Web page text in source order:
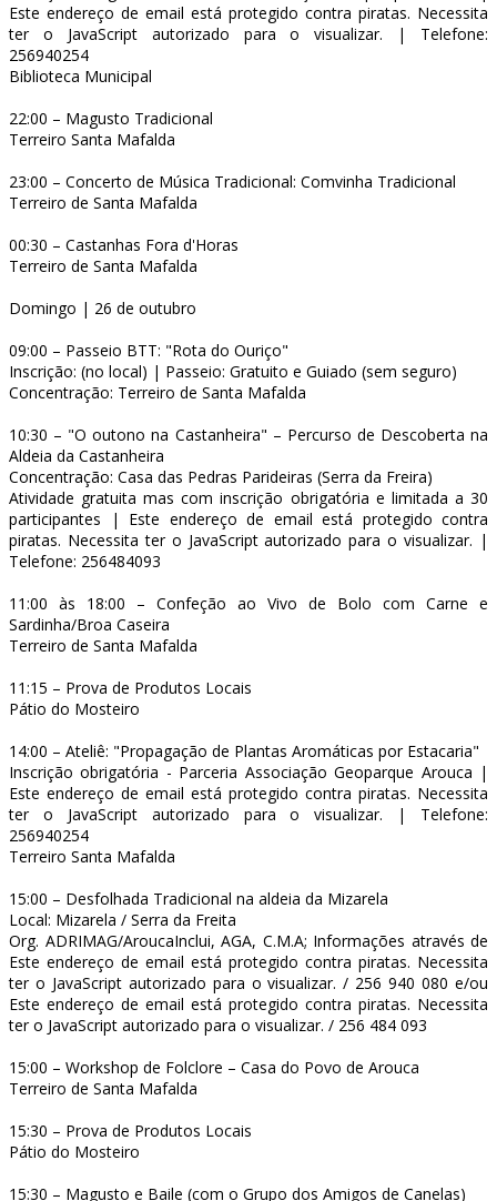
Este endereço de email está protegido contra piratas. Necessita
ter o JavaScript autorizado para o visualizar. | Telefone:
256940254
Biblioteca Municipal
22:00 – Magusto Tradicional
Terreiro Santa Mafalda
23:00 – Concerto de Música Tradicional: Comvinha Tradicional
Terreiro de Santa Mafalda
00:30 – Castanhas Fora d'Horas
Terreiro de Santa Mafalda
Domingo | 26 de outubro
09:00 – Passeio BTT: "Rota do Ouriço"
Inscrição: (no local) | Passeio: Gratuito e Guiado (sem seguro)
Concentração: Terreiro de Santa Mafalda
10:30 – "O outono na Castanheira" – Percurso de Descoberta na
Aldeia da Castanheira
Concentração: Casa das Pedras Parideiras (Serra da Freira)
Atividade gratuita mas com inscrição obrigatória e limitada a 30
participantes | Este endereço de email está protegido contra
piratas. Necessita ter o JavaScript autorizado para o visualizar. |
Telefone: 256484093
11:00 às 18:00 – Confeção ao Vivo de Bolo com Carne e
Sardinha/Broa Caseira
Terreiro de Santa Mafalda
11:15 – Prova de Produtos Locais
Pátio do Mosteiro
14:00 – Ateliê: "Propagação de Plantas Aromáticas por Estacaria"
Inscrição obrigatória - Parceria Associação Geoparque Arouca |
Este endereço de email está protegido contra piratas. Necessita
ter o JavaScript autorizado para o visualizar. | Telefone:
256940254
Terreiro Santa Mafalda
15:00 – Desfolhada Tradicional na aldeia da Mizarela
Local: Mizarela / Serra da Freita
Org. ADRIMAG/AroucaInclui, AGA, C.M.A; Informações através de
Este endereço de email está protegido contra piratas. Necessita
ter o JavaScript autorizado para o visualizar. / 256 940 080 e/ou
Este endereço de email está protegido contra piratas. Necessita
ter o JavaScript autorizado para o visualizar. / 256 484 093
15:00 – Workshop de Folclore – Casa do Povo de Arouca
Terreiro de Santa Mafalda
15:30 – Prova de Produtos Locais
Pátio do Mosteiro
15:30 – Magusto e Baile (com o Grupo dos Amigos de Canelas)